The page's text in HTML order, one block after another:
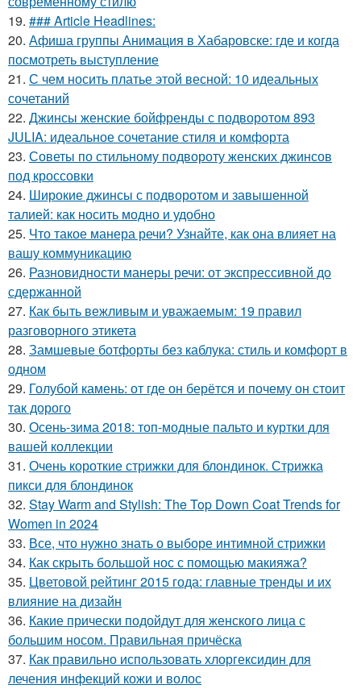
19. ### Article Headlines:
20. Афиша группы Анимация в Хабаровске: где и когда
посмотреть выступление
21. С чем носить платье этой весной: 10 идеальных
сочетаний
22. Джинсы женские бойфренды с подворотом 893
JULIA: идеальное сочетание стиля и комфорта
23. Советы по стильному подвороту женских джинсов
под кроссовки
24. Широкие джинсы с подворотом и завышенной
талией: как носить модно и удобно
25. Что такое манера речи? Узнайте, как она влияет на
вашу коммуникацию
26. Разновидности манеры речи: от экспрессивной до
сдержанной
27. Как быть вежливым и уважаемым: 19 правил
разговорного этикета
28. Замшевые ботфорты без каблука: стиль и комфорт в
одном
29. Голубой камень: от где он берётся и почему он стоит
так дорого
30. Осень-зима 2018: топ-модные пальто и куртки для
вашей коллекции
31. Очень короткие стрижки для блондинок. Стрижка
пикси для блондинок
32. Stay Warm and Stylish: The Top Down Coat Trends for
Women in 2024
33. Все, что нужно знать о выборе интимной стрижки
34. Как скрыть большой нос с помощью макияжа?
35. Цветовой рейтинг 2015 года: главные тренды и их
влияние на дизайн
36. Какие прически подойдут для женского лица с
большим носом. Правильная причёска
37. Как правильно использовать хлоргексидин для
лечения инфекций кожи и волос